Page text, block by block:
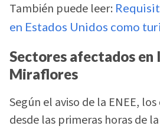
También puede leer:
en Estados Unidos como
Sectores afectados en
Miraflores
Según el aviso de la ENEE,
desde las primeras horas de